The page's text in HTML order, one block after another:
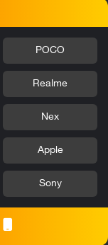
POCO
Realme
Nex
Apple
Sony